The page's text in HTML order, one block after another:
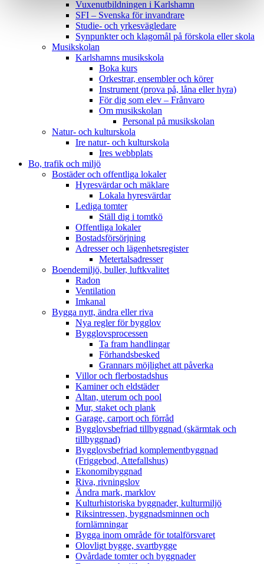
Vuxenutbildningen i Karlshamn
SFI – Svenska för invandrare
Studie- och yrkesvägledare
Synpunkter och klagomål på förskola eller skola
Musikskolan
Karlshamns musikskola
Boka kurs
Orkestrar, ensembler och körer
Instrument (prova på, låna eller hyra)
För dig som elev – Frånvaro
Om musikskolan
Personal på musikskolan
Natur- och kulturskola
Ire natur- och kulturskola
Ires webbplats
Bo, trafik och miljö
Bostäder och offentliga lokaler
Hyresvärdar och mäklare
Lokala hyresvärdar
Lediga tomter
Ställ dig i tomtkö
Offentliga lokaler
Bostadsförsörjning
Adresser och lägenhetsregister
Metertalsadresser
Boendemiljö, buller, luftkvalitet
Radon
Ventilation
Imkanal
Bygga nytt, ändra eller riva
Nya regler för bygglov
Bygglovsprocessen
Ta fram handlingar
Förhandsbesked
Grannars möjlighet att påverka
Villor och flerbostadshus
Kaminer och eldstäder
Altan, uterum och pool
Mur, staket och plank
Garage, carport och förråd
Bygglovsbefriad tillbyggnad (skärmtak och
tillbyggnad)
Bygglovsbefriad komplementbyggnad
(Friggebod, Attefallshus)
Ekonomibyggnad
Riva, rivningslov
Ändra mark, marklov
Kulturhistoriska byggnader, kulturmiljö
Riksintressen, byggnadsminnen och
fornlämningar
Bygga inom område för totalförsvaret
Olovligt bygge, svartbygge
Ovårdade tomter och byggnader